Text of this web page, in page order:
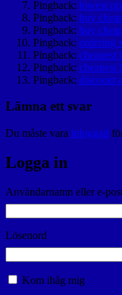
Pingback: lowest
Pingback: buy
Pingback: buy
Pingback: ordering
Pingback: cheapest
Pingback: cheapest
Pingback: discount
Lämna ett svar
Du måste vara inloggad
Logga in
Användarnamn eller e-
Lösenord
Kom ihåg mig